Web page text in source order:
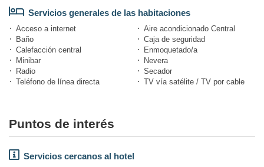
Servicios generales de las habitaciones
Acceso a internet
Aire acondicionado Central
Baño
Caja de seguridad
Calefacción central
Enmoquetado/a
Minibar
Nevera
Radio
Secador
Teléfono de línea directa
TV vía satélite / TV por cable
Puntos de interés
Servicios cercanos al hotel